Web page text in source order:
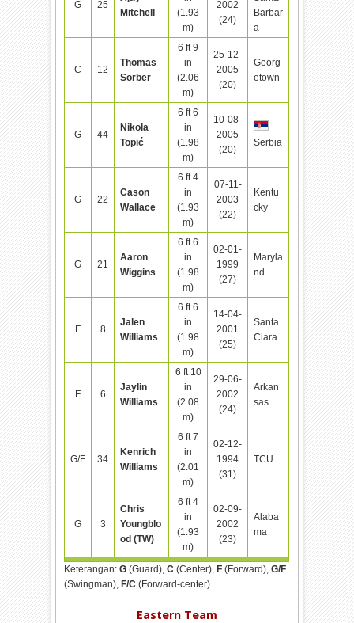
G 25
Mitchell
(1.93
m)
2002
(24)
Barbar
a
C 12
Thomas
Sorber
6 ft 9
in
(2.06
m)
25-12-
2005
(20)
Georg
etown
G 44
Nikola
Topić
6 ft 6
in
(1.98
m)
10-08-
2005
(20)
Serbia
G 22
Cason
Wallace
6 ft 4
in
(1.93
m)
07-11-
2003
(22)
Kentu
cky
G 21
Aaron
Wiggins
6 ft 6
in
(1.98
m)
02-01-
1999
(27)
Maryla
nd
F 8
Jalen
Williams
6 ft 6
in
(1.98
m)
14-04-
2001
(25)
Santa
Clara
F 6
Jaylin
Williams
6 ft 10
in
(2.08
m)
29-06-
2002
(24)
Arkan
sas
G/F 34
Kenrich
Williams
6 ft 7
in
(2.01
m)
02-12-
1994
(31)
TCU
G 3
Chris
Youngblo
od (TW)
6 ft 4
in
(1.93
m)
02-09-
2002
(23)
Alaba
ma
Keterangan:G (Guard),C (Center), F (Forward),G/F
(Swingman), F/C (Forward-center)
Eastern Team